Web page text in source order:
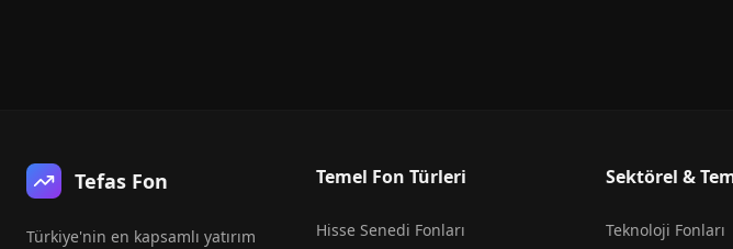
Tefas Fon
Türkiye'nin en kapsamlı yatırım
Temel Fon Türleri
Hisse Senedi Fonları
Sektörel &
Teknoloji Fonları